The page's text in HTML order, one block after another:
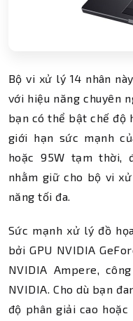
Bộ vi xử lý 14 nhân
với hiệu năng chuyên
bạn có thể bật chế độ
giới hạn sức mạnh
hoặc 95W tạm thời,
nhằm giữ cho bộ vi
năng tối đa.
Sức mạnh xử lý đồ
bởi GPU NVIDIA
NVIDIA Ampere,
NVIDIA. Cho dù bạn
độ phân giải cao